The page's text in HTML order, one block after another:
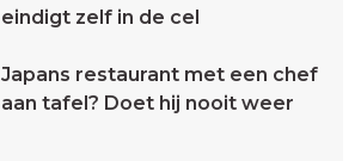
eindigt zelf in de cel
Japans restaurant met een chef
aan tafel? Doet hij nooit weer